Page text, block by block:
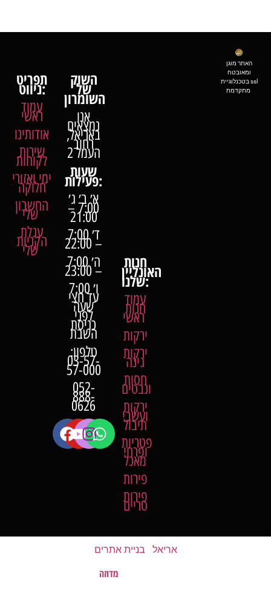
תפריט
ניווט:
עמוד
ראשי
אודותינו
שירות
לקוחות
ימי ואזורי
חלוקה
החשבון
שלי
עגלת
הקניות
שלי
השוק
של
אנו
נמצאים
באריאל,
רחוב
העמל 2
שעותפעילות:
א׳ ב׳ ג׳
7:00 –
21:00
ד׳ 7:00
– 22:00
ה׳ 7:00
– 23:00
ו׳ 7:00
עד חצי
שעה
לפני
כניסת
השבת
טלפון:
03-57-
57-000
052-
888-
0626
חנות
האונליין
שלנו:
עמוד
חנות
ראשי
ירקות
ירקות
גינה
חסות
ונבטים
ירקות
ועשבי
תיבול
פטריות
ופרחי
מאכל
פירות
פירות
טריים
האתר מוגן
ומאובטח
בטכנלוגיית ssl
אריאל בניית אתרים
האתר נבנה על ידימדוזה